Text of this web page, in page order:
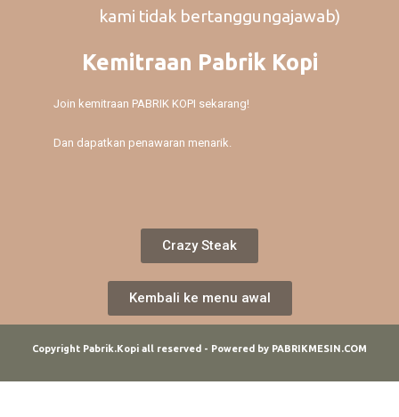
kami tidak bertanggungajawab)
Kemitraan Pabrik Kopi
Join kemitraan PABRIK KOPI sekarang!
Dan dapatkan penawaran menarik.
Crazy Steak
Kembali ke menu awal
Copyright Pabrik.Kopi all reserved - Powered by PABRIKMESIN.COM